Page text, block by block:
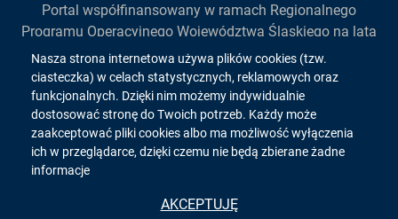
Portal współfinansowany w ramach Regionalnego
Programu Operacyjnego Województwa Śląskiego na lata
2014-2020
działanie 2.1. "Wsparcie rozwoju cyfrowych usług
publicznych"
Informacja
o
cookies!
Nasza strona internetowa używa plików cookies (tzw.
ciasteczka) w celach statystycznych, reklamowych oraz
funkcjonalnych. Dzięki nim możemy indywidualnie
dostosować stronę do Twoich potrzeb. Każdy może
zaakceptować pliki cookies albo ma możliwość wyłączenia
ich w przeglądarce, dzięki czemu nie będą zbierane żadne
informacje
AKCEPTUJĘ